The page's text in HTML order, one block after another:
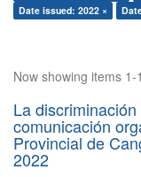
Date issued: 2022 ×
Now showing items 1-
La
comunicación
Provincial de
2022